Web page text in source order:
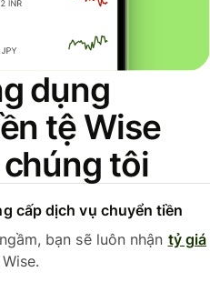
dụng
tệ Wise
tôi
cấp dịch vụ chuyển tiền
bạn sẽ luôn nhận tỷ giá